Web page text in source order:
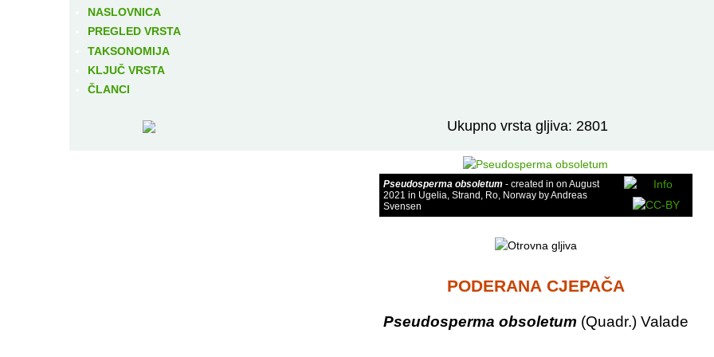
NASLOVNICA
PREGLED VRSTA
TAKSONOMIJA
KLJUČ VRSTA
ČLANCI
Ukupno vrsta gljiva: 2801
Pseudosperma obsoletum- created in on August
2021 in Ugelia, Strand, Ro, Norway by Andreas
Svensen
PODERANA CJEPAČA
Pseudosperma obsoletum (Quadr.) Valade